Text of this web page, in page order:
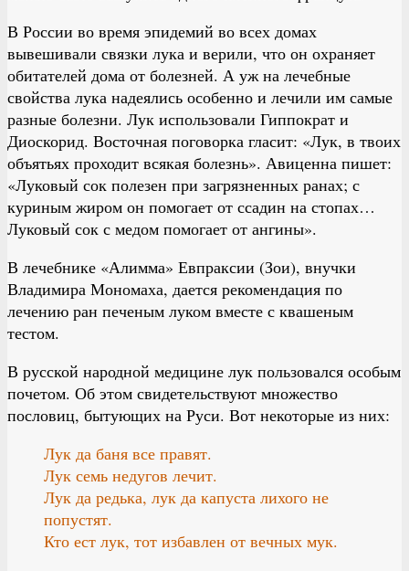
В России во время эпидемий во всех домах
вывешивали связки лука и верили, что он охраняет
обитателей дома от болезней. А уж на лечебные
свойства лука надеялись особенно и лечили им самые
разные болезни. Лук использовали Гиппократ и
Диоскорид. Восточная поговорка гласит: «Лук, в твоих
объятьях проходит всякая болезнь». Авиценна пишет:
«Луковый сок полезен при загрязненных ранах; с
куриным жиром он помогает от ссадин на стопах…
Луковый сок с медом помогает от ангины».
В лечебнике «Алимма» Евпраксии (Зои), внучки
Владимира Мономаха, дается рекомендация по
лечению ран печеным луком вместе с квашеным
тестом.
В русской народной медицине лук пользовался особым
почетом. Об этом свидетельствуют множество
пословиц, бытующих на Руси. Вот некоторые из них:
Лук да баня все правят.
Лук семь недугов лечит.
Лук да редька, лук да капуста лихого не
попустят.
Кто ест лук, тот избавлен от вечных мук.